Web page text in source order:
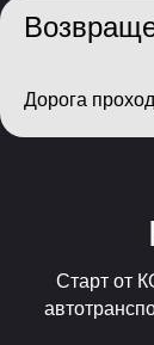
Дорога
Старт от